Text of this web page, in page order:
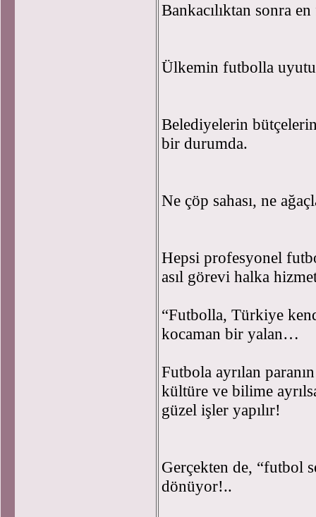
Bankacılıktan sonra
Ülkemin futbolla
Belediyelerin
bir durumda.
Ne çöp sahası, ne
Hepsi profesyonel
asıl görevi halka
“Futbolla, Türkiye
kocaman bir yalan…
Futbola ayrılan
kültüre ve bilime
güzel işler yapılır!
Gerçekten de, “futbol
dönüyor!..